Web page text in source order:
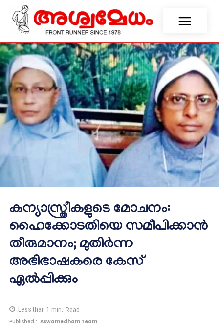
കന്യാസ്ത്രീകളുടെ മോചനം:
ഹൈക്കോടതിയെ സമീപിക്കാന്‍
തീരുമാനം; മുതിര്‍ന്ന
അഭിഭാഷകരെ കേസ്
ഏല്‍പ്പിക്കും
Less than 1 min. Read
Published : Aswamedham Team